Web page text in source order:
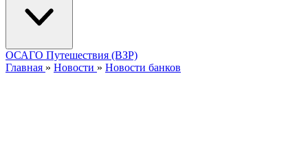
ОСАГО Путешествия (ВЗР)
Главная » Новости » Новости банков